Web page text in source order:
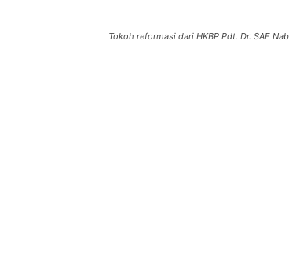
Tokoh reformasi dari HKBP Pdt. Dr. SAE